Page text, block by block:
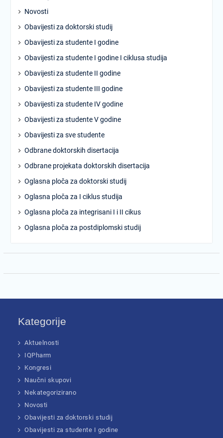
Novosti
Obavijesti za doktorski studij
Obavijesti za studente I godine
Obavijesti za studente I godine I ciklusa studija
Obavijesti za studente II godine
Obavijesti za studente III godine
Obavijesti za studente IV godine
Obavijesti za studente V godine
Obavijesti za sve studente
Odbrane doktorskih disertacija
Odbrane projekata doktorskih disertacija
Oglasna ploča za doktorski studij
Oglasna ploča za I ciklus studija
Oglasna ploča za integrisani I i II cikus
Oglasna ploča za postdiplomski studij
Kategorije
Aktuelnosti
IQPharm
Kongresi
Naučni skupovi
Nekategorizirano
Novosti
Obavijesti za doktorski studij
Obavijesti za studente I godine